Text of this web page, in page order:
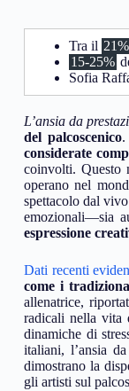
Tra il 21%
15-25%
Sofia
L’ansia da
del palcoscenico.
considerate
coinvolti. Questo
operano nel
spettacolo dal
emozionali—sia
espressione
Dati recenti
come i
allenatrice,
radicali nella vita
dinamiche di
italiani, l’ansia
dimostrano la
gli artisti sul